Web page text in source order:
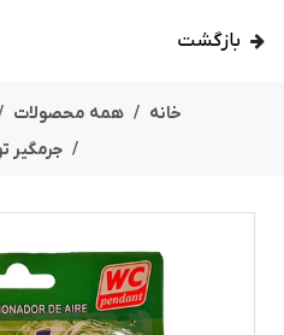
بازگشت
خانه همه محصولات
جرمگیر